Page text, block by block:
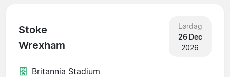
Stoke
Wrexham
Lørdag
26 Dec
2026
Britannia Stadium